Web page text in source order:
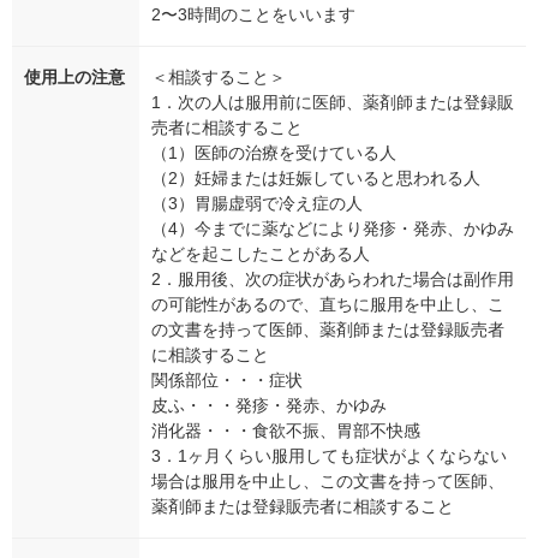
2〜3時間のことをいいます
使用上の注意
＜相談すること＞
1．次の人は服用前に医師、薬剤師または登録販
売者に相談すること
（1）医師の治療を受けている人
（2）妊婦または妊娠していると思われる人
（3）胃腸虚弱で冷え症の人
（4）今までに薬などにより発疹・発赤、かゆみ
などを起こしたことがある人
2．服用後、次の症状があらわれた場合は副作用
の可能性があるので、直ちに服用を中止し、こ
の文書を持って医師、薬剤師または登録販売者
に相談すること
関係部位・・・症状
皮ふ・・・発疹・発赤、かゆみ
消化器・・・食欲不振、胃部不快感
3．1ヶ月くらい服用しても症状がよくならない
場合は服用を中止し、この文書を持って医師、
薬剤師または登録販売者に相談すること